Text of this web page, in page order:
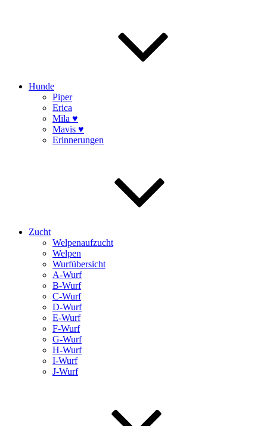
Hunde
Piper
Erica
Mila ♥
Mavis ♥
Erinnerungen
Zucht
Welpenaufzucht
Welpen
Wurfübersicht
A-Wurf
B-Wurf
C-Wurf
D-Wurf
E-Wurf
F-Wurf
G-Wurf
H-Wurf
I-Wurf
J-Wurf